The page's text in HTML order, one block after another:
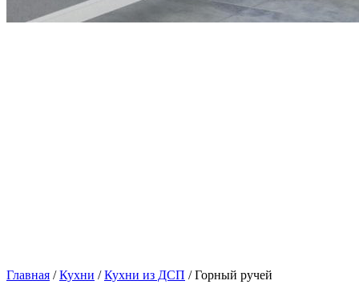
Главная /Кухни /Кухни из ДСП / Горный ручей